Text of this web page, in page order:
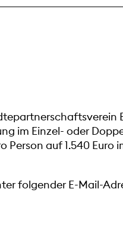
im Einzel- oder
auf 1.540 Euro
folgender E-Mail-